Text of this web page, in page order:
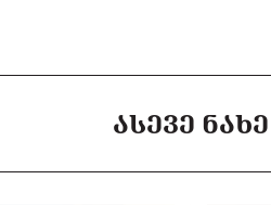
ᲐᲡᲔᲕᲔ ᲜᲐᲮᲔ